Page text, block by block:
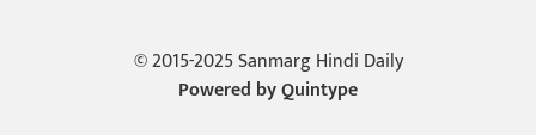
© 2015-2025 Sanmarg Hindi Daily
Powered byQuintype